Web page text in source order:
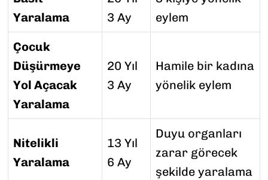
Yaralama
3 Ay
eylem
Çocuk
Düşürmeye
Yol Açacak
Yaralama
20 Yıl
3 Ay
Hamile bir kadına
yönelik eylem
Nitelikli
Yaralama
13 Yıl
6 Ay
Duyu organları
zarar görecek
şekilde yaralama